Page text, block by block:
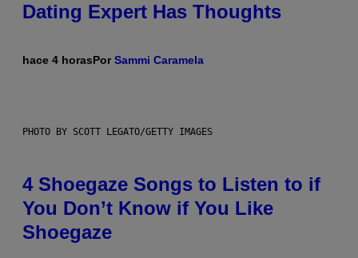
Dating Expert Has Thoughts
hace 4 horasPorSammi Caramela
PHOTO BY SCOTT LEGATO/GETTY IMAGES
4 Shoegaze Songs to Listen to if
You Don’t Know if You Like
Shoegaze